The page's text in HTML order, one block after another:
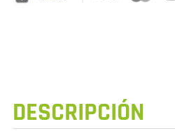
DESCRIPCIÓN